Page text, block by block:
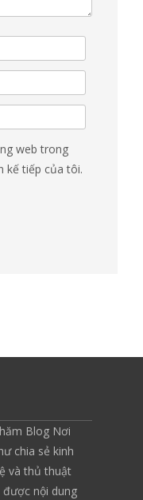
web trong
kế tiếp của tôi.
Blog Nơi
chia sẻ kinh
và thủ thuật
được nội dung